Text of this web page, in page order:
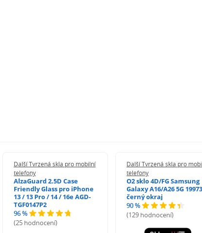
Další Tvrzená skla pro mobilní
telefony
AlzaGuard 2.5D Case
Friendly Glass pro iPhone
13 / 13 Pro / 14 / 16e AGD-
TGF0147P2
96 %
(25 hodnocení)
Další Tvrzená skla pro
telefony
O2 sklo 4D/FG Samsung
Galaxy A16/A26 5G
černý okraj
90 %
(129 hodnocení)